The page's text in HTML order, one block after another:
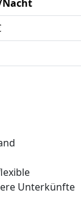
Nacht
Unterkünfte